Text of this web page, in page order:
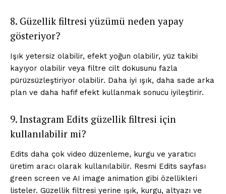
8. Güzellik filtresi yüzümü neden yapay
gösteriyor?
Işık yetersiz olabilir, efekt yoğun olabilir, yüz takibi
kayıyor olabilir veya filtre cilt dokusunu fazla
pürüzsüzleştiriyor olabilir. Daha iyi ışık, daha sade arka
plan ve daha hafif efekt kullanmak sonucu iyileştirir.
9. Instagram Edits güzellik filtresi için
kullanılabilir mi?
Edits daha çok video düzenleme, kurgu ve yaratıcı
üretim aracı olarak kullanılabilir. Resmi Edits sayfası
green screen ve AI image animation gibi özellikleri
listeler. Güzellik filtresi yerine ışık, kurgu, altyazı ve